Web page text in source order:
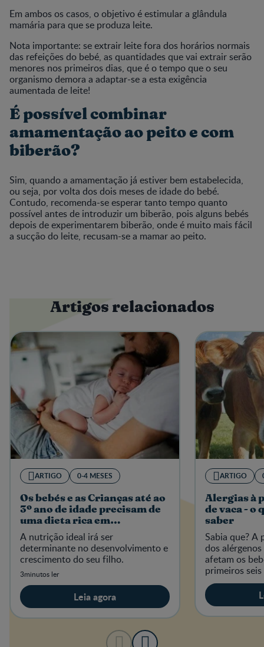
Em ambos os casos, o objetivo é estimular a glândula
mamária para que se produza leite.
Nota importante: se extrair leite fora dos horários normais
das refeições do bebé, as quantidades que vai extrair serão
menores nos primeiros dias, que é o tempo que o seu
organismo demora a adaptar-se a esta exigência
aumentada de leite!
É possível combinar
amamentação ao peito e com
biberão?
Sim, quando a amamentação já estiver bem estabelecida,
ou seja, por volta dos dois meses de idade do bebé.
Contudo, recomenda-se esperar tanto tempo quanto
possível antes de introduzir um biberão, pois alguns bebés
depois de experimentarem biberão, onde é muito mais fácil
a sucção do leite, recusam-se a mamar ao peito.
Artigos relacionados
ARTIGO 0-4 MESES
Os bebés e as Crianças até ao
3º ano de idade precisam de
uma dieta rica em
micronutrientes
A nutrição ideal irá ser
determinante no desenvolvimento e
crescimento do seu filho.
3minutos ler
Leia agora
ARTIGO
Alergias à
de vaca - o
saber
Sabia que? A
dos
afetam os
primeiros